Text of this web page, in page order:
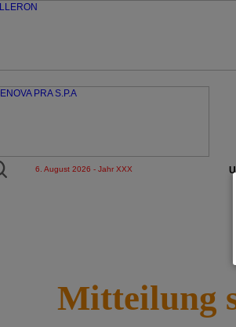
6. August 2026 - Jahr XXX
Mitteilung